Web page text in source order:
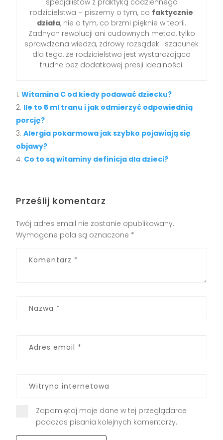
rodzicielstwa – piszemy o tym, co faktycznie
działa, nie o tym, co brzmi pięknie w teorii.
Żadnych rewolucji ani cudownych metod, tylko
sprawdzona wiedza, zdrowy rozsądek i szacunek
dla tego, że rodzicielstwo jest wystarczająco
trudne bez dodatkowej presji idealności.
Witamina C od kiedy podawać dziecku?
Ile to 5 ml tranu i jak odmierzyć odpowiednią
porcję?
Alergia pokarmowa jak szybko pojawiają się
objawy?
Co to są witaminy definicja dla dzieci?
Prześlij komentarz
Twój adres email nie zostanie opublikowany.
Wymagane pola są oznaczone *
Zapamiętaj moje dane w tej przeglądarce
podczas pisania kolejnych komentarzy.